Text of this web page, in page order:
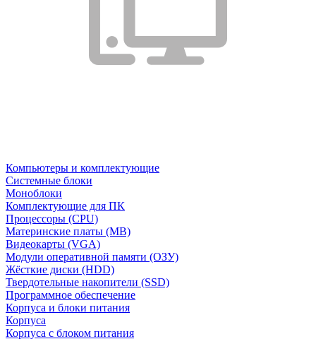
Компьютеры и комплектующие
Системные блоки
Моноблоки
Комплектующие для ПК
Процессоры (CPU)
Материнские платы (MB)
Видеокарты (VGA)
Модули оперативной памяти (ОЗУ)
Жёсткие диски (HDD)
Твердотельные накопители (SSD)
Программное обеспечение
Корпуса и блоки питания
Корпуса
Корпуса с блоком питания